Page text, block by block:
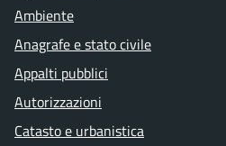
Ambiente
Anagrafe e stato civile
Appalti pubblici
Autorizzazioni
Catasto e urbanistica